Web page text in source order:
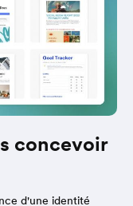
concevoir
d'une identité